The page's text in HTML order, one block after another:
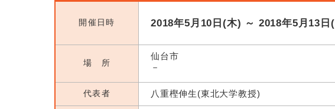
開催日時 2018年5月10日(木) ～ 2018年5月13日(
場 所
仙台市
－
代表者 八重樫伸生(東北大学教授)